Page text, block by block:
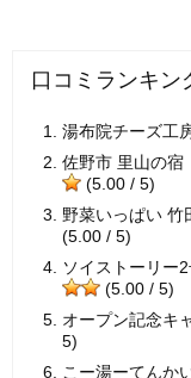
口コミランキン
湯布院チーズ工
佐野市 里山の宿
(5.00 / 5)
野菜いっぱい 竹
(5.00 / 5)
ソイストーリー
(5.00 / 5)
オープン記念キ
5)
こー湯ーてんか